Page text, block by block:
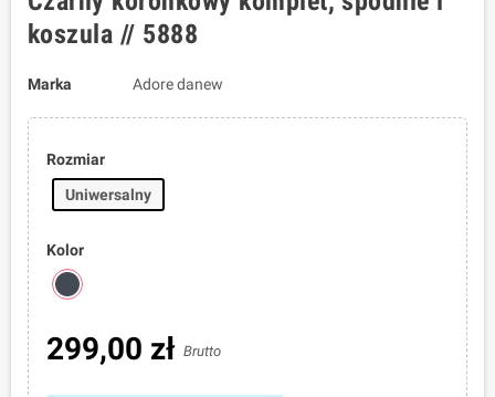
koszula // 5888
Marka Adore danew
Rozmiar
Uniwersalny
Kolor
299,00 zł Brutto